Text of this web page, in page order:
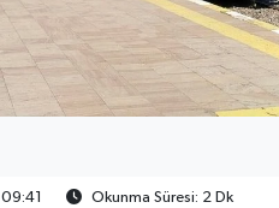
Okunma Süresi: 2 Dk